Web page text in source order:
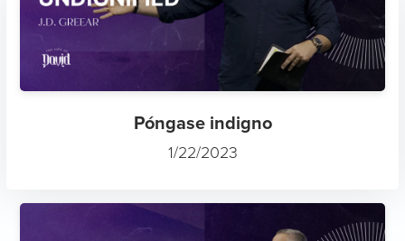
Póngase indigno
1/22/2023